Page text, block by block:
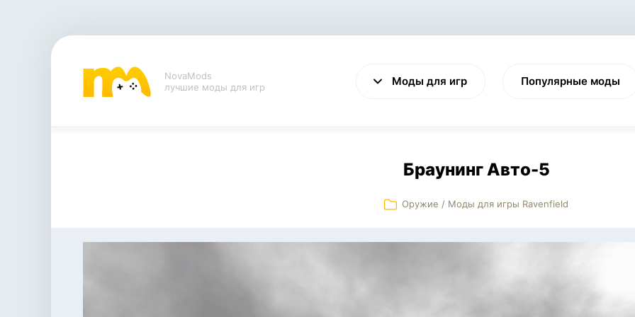
NovaMods
лучшие моды для игр
Моды для игр
VALHEIM CYBERPUNK 2077
Популярные моды
Браунинг Авто-5
Оружие / Моды для игры Ravenfield